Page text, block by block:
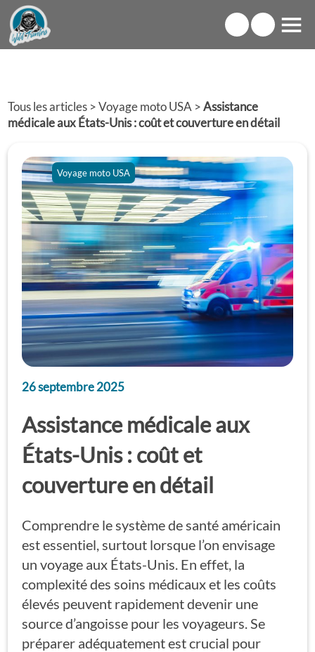
Tous les articles >Voyage moto USA >Assistance
médicale aux États-Unis : coût et couverture en détail
Voyage moto USA
26 septembre 2025
Assistance médicale aux
États-Unis : coût et
couverture en détail
Comprendre le système de santé américain
est essentiel, surtout lorsque l’on envisage
un voyage aux États-Unis. En effet, la
complexité des soins médicaux et les coûts
élevés peuvent rapidement devenir une
source d’angoisse pour les voyageurs. Se
préparer adéquatement est crucial pour